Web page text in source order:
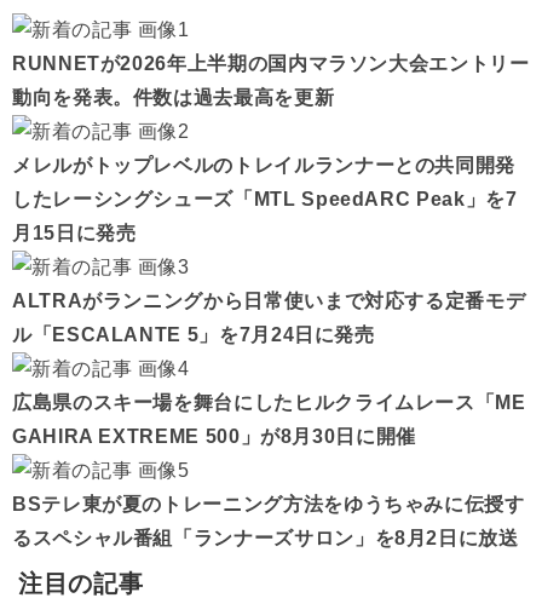
RUNNETが2026年上半期の国内マラソン大会エントリー
動向を発表。件数は過去最高を更新
メレルがトップレベルのトレイルランナーとの共同開発
したレーシングシューズ「MTL SpeedARC Peak」を7
月15日に発売
ALTRAがランニングから日常使いまで対応する定番モデ
ル「ESCALANTE 5」を7月24日に発売
広島県のスキー場を舞台にしたヒルクライムレース「ME
GAHIRA EXTREME 500」が8月30日に開催
BSテレ東が夏のトレーニング方法をゆうちゃみに伝授す
るスペシャル番組「ランナーズサロン」を8月2日に放送
注目の記事